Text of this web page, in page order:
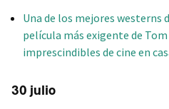
Una de los mejores westerns
película más exigente de
imprescindibles de cine en
30 julio